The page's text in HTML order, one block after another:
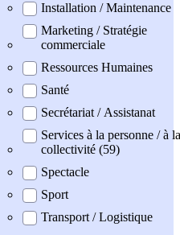
Installation / Maintenance
Marketing / Stratégie
commerciale
Ressources Humaines
Santé
Secrétariat / Assistanat
Services à la personne / à la
collectivité (59)
Spectacle
Sport
Transport / Logistique